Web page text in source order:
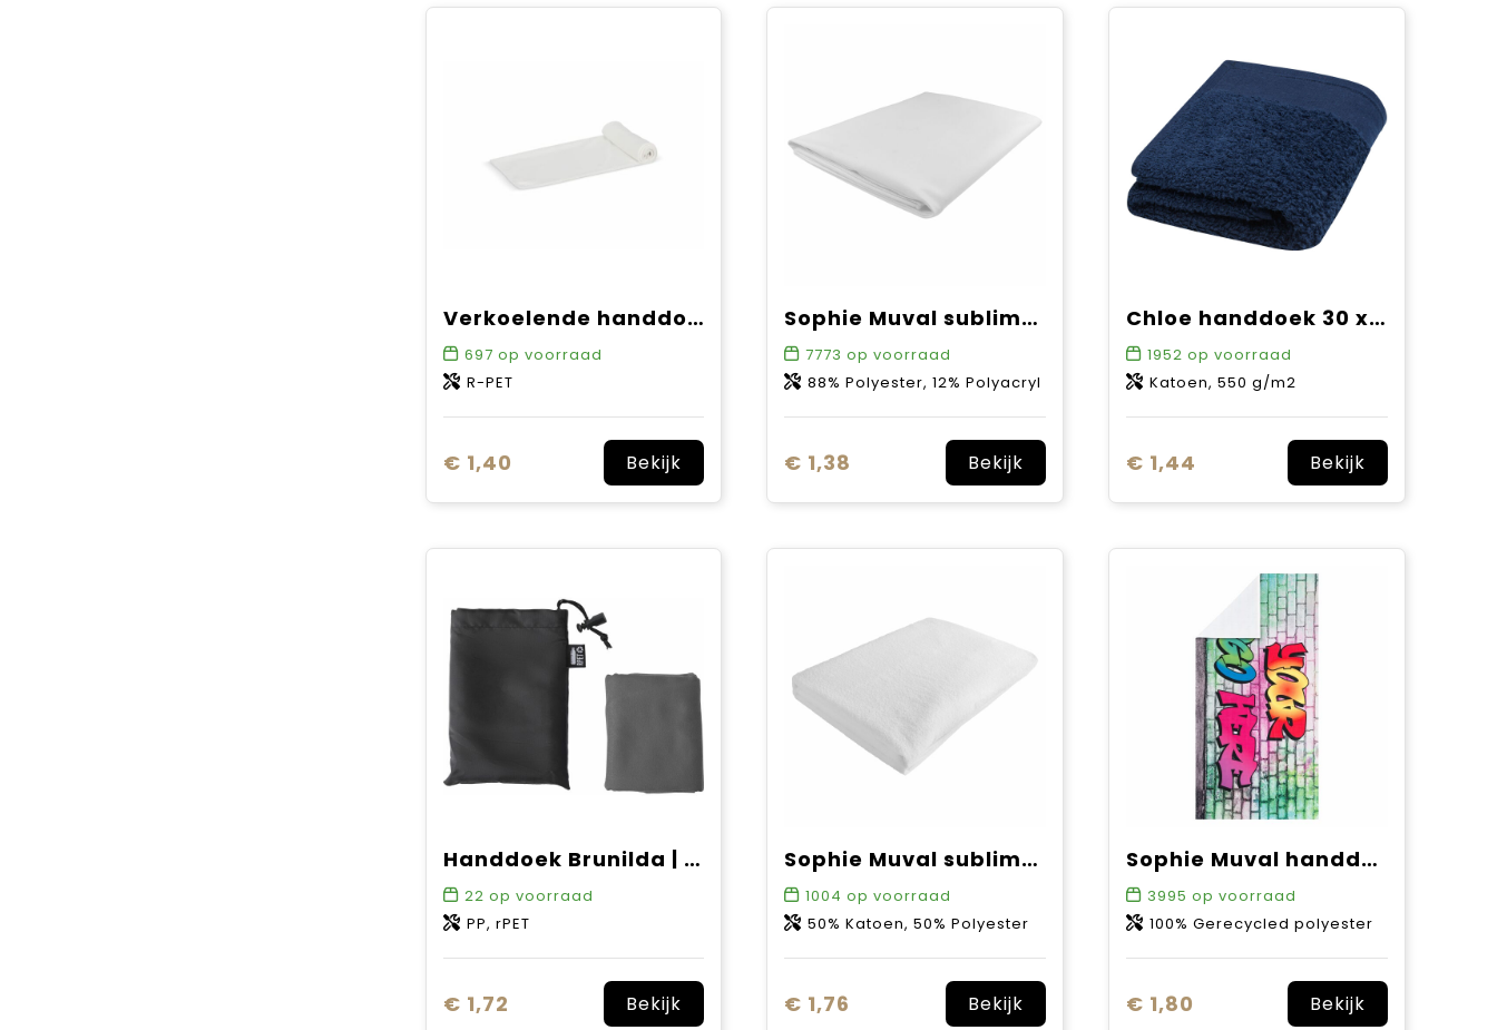
Verkoelende handdoek R-PET 30x80cm sublimatie
697 op voorraad
R-PET
€ 1,40 Bekijk
Sophie Muval sublimatie handdoek microvezel 75x40 cm, 200 gr/m²
7773 op voorraad
88% Polyester, 12% Polyacryl
€ 1,38 Bekijk
Chloe handdoek 30 x 50 cm van 550 g/m² katoen
1952 op voorraad
Katoen, 550 g/m2
€ 1,44 Bekijk
Handdoek Brunilda | rPET | 79x30 cm
22 op voorraad
PP, rPET
€ 1,72 Bekijk
Sophie Muval sublimatie gastendoek 50x30 cm, 350 gr/m²
1004 op voorraad
50% Katoen, 50% Polyester
€ 1,76 Bekijk
Sophie Muval handdoek rPET microvezel, 100x50cm, 250 gr/m²
3995 op voorraad
100% Gerecycled polyester
€ 1,80 Bekijk